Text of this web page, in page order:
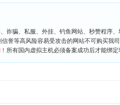
诈骗、私服、外挂、钓鱼网站、秒赞程序
誉等高风险容易受攻击的网站不可购买我
所有国内虚拟主机必须备案成功后才能绑